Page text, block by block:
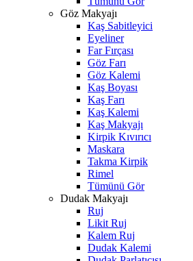
Göz Makyajı
Kaş Sabitleyici
Eyeliner
Far Fırçası
Göz Farı
Göz Kalemi
Kaş Boyası
Kaş Farı
Kaş Kalemi
Kaş Makyajı
Kirpik Kıvırıcı
Maskara
Takma Kirpik
Rimel
Tümünü Gör
Dudak Makyajı
Ruj
Likit Ruj
Kalem Ruj
Dudak Kalemi